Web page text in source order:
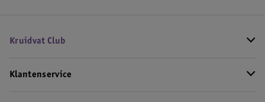
Kruidvat Club
Klantenservice